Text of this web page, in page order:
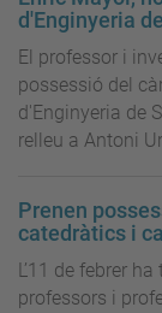
d'Enginyeria
El professor i
possessió del
d'Enginyeria de
relleu a Antoni
Prenen
catedràtics i
L’11 de febrer
professors i